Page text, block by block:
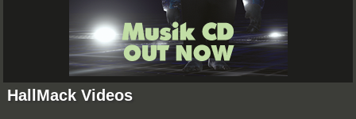
HallMack Videos